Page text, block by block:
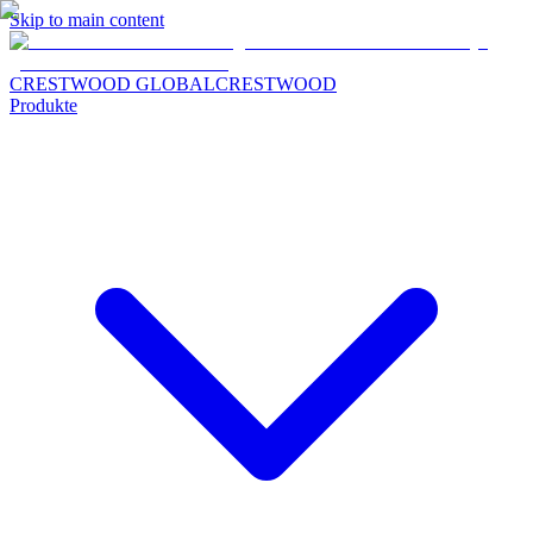
Skip to main content
CRESTWOOD GLOBALCRESTWOOD
Produkte